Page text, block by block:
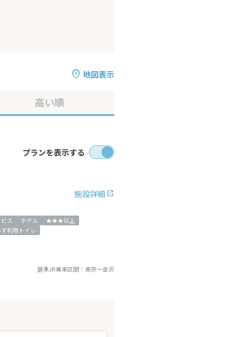
地図表示
高い順
プランを表示する
施設詳細
ス ホテル
★★★以上
利用トイレ
基準JR乗車区間： 東京～金沢